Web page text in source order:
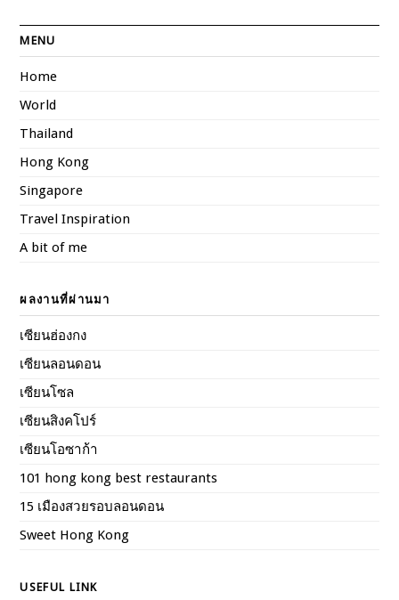
MENU
Home
World
Thailand
Hong Kong
Singapore
Travel Inspiration
A bit of me
ผลงานที่ผ่านมา
เซียนฮ่องกง
เซียนลอนดอน
เซียนโซล
เซียนสิงคโปร์
เซียนโอซาก้า
101 hong kong best restaurants
15 เมืองสวยรอบลอนดอน
Sweet Hong Kong
USEFUL LINK